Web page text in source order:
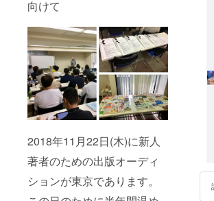
向けて
2018年11月22日(木)に新人
著者のための出版オーディ
ションが東京であります。